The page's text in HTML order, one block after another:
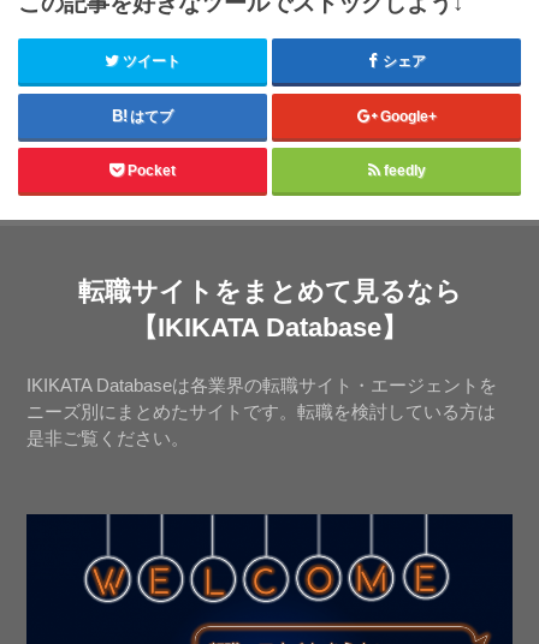
ツイート シェア
はてブ Google+
Pocket feedly
転職サイトをまとめて見るなら
【IKIKATA Database】
IKIKATA Databaseは各業界の転職サイト・エージェントを
ニーズ別にまとめたサイトです。転職を検討している方は
是非ご覧ください。